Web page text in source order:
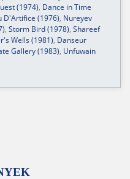
(1974), Dance in Time
D'Artifice (1976), Nureyev
, Storm Bird (1978), Shareef
Wells (1981), Danseur
Gallery (1983), Unfuwain